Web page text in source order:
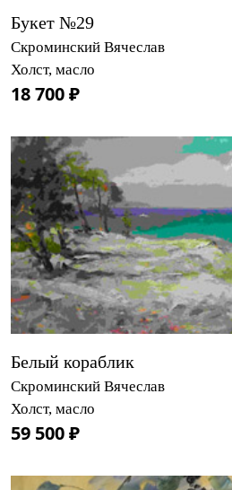
Букет №29
Скроминский Вячеслав
Холст, масло
18 700 ₽
Белый кораблик
Скроминский Вячеслав
Холст, масло
59 500 ₽